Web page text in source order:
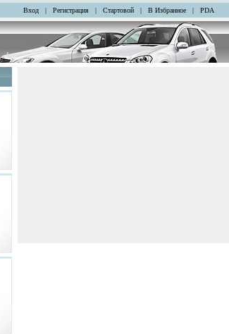
Вход | Регистрация | Стартовой | В Избранное | PDA